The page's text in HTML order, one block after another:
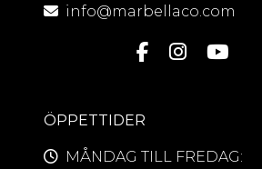
info@marbellaco.com
ÖPPETTIDER
MÅNDAG TILL FREDAG: